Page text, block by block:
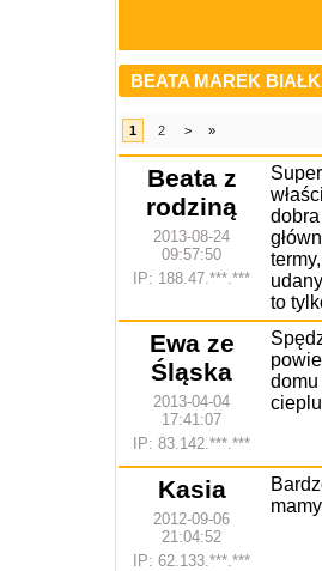
BEATA MAREK
1 2 > »
Beata z
rodziną
2013-08-24
09:57:50
IP: 188.47.***.***
to
Ewa ze
Śląska
2013-04-04
17:41:07
IP: 83.142.***.***
Kasia
2012-09-06
21:04:52
IP: 62.133.***.***